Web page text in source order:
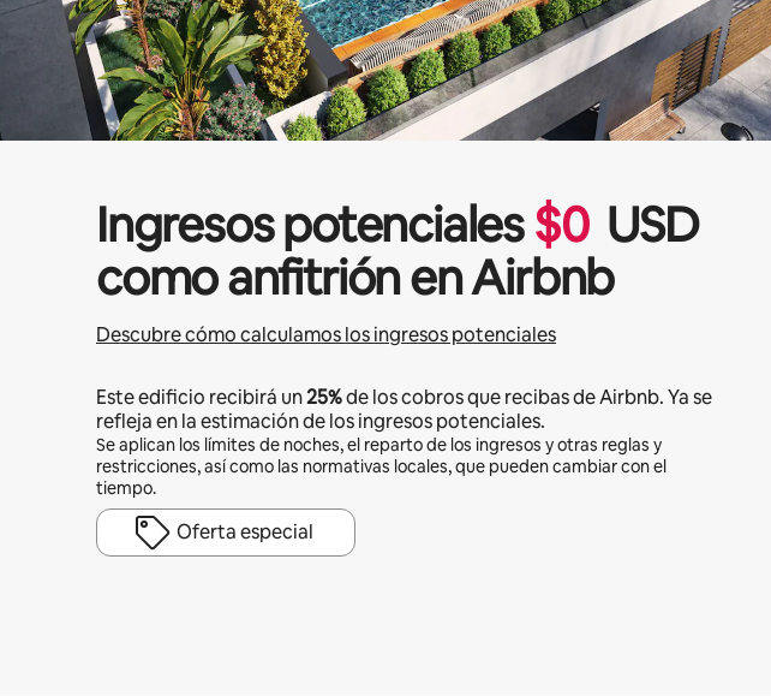
Ingresos potenciales$0 USD
como anfitrión en Airbnb
Descubre cómo calculamos los ingresos potenciales
Este edificio recibirá un25%de los cobros que recibas de Airbnb. Ya se
refleja en la estimación de los ingresos potenciales.
Se aplican los límites de noches, el reparto de los ingresos y otras reglas y
restricciones, así como las normativas locales, que pueden cambiar con el
tiempo.
Oferta especial